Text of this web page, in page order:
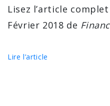
Lisez l’article
Février 2018 de
Lire l’article